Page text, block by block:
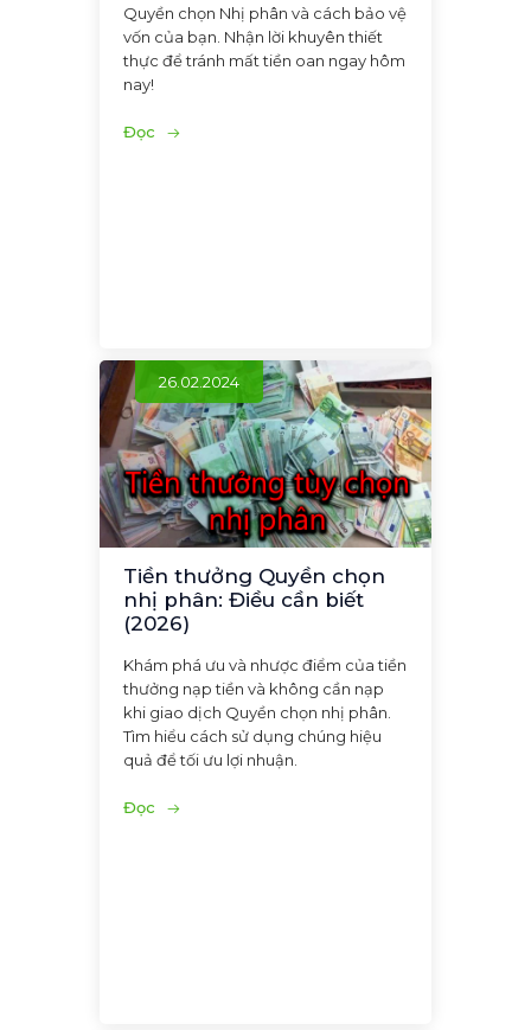
Quyền chọn Nhị phân và cách bảo vệ
vốn của bạn. Nhận lời khuyên thiết
thực để tránh mất tiền oan ngay hôm
nay!
Đọc
26.02.2024
Tiền thưởng Quyền chọn
nhị phân: Điều cần biết
(2026)
Khám phá ưu và nhược điểm của tiền
thưởng nạp tiền và không cần nạp
khi giao dịch Quyền chọn nhị phân.
Tìm hiểu cách sử dụng chúng hiệu
quả để tối ưu lợi nhuận.
Đọc